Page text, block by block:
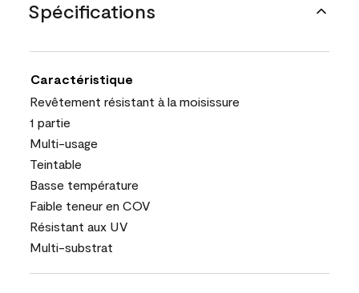
Spécifications
Caractéristique
Revêtement résistant à la moisissure
1 partie
Multi-usage
Teintable
Basse température
Faible teneur en COV
Résistant aux UV
Multi-substrat